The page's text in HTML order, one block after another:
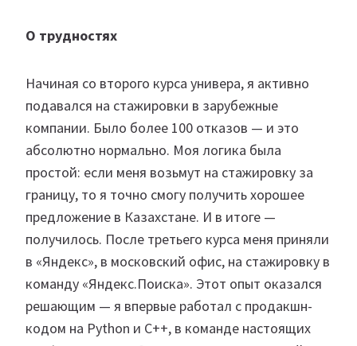
О трудностях
Начиная со второго курса универа, я активно
подавался на стажировки в зарубежные
компании. Было более 100 отказов — и это
абсолютно нормально. Моя логика была
простой: если меня возьмут на стажировку за
границу, то я точно смогу получить хорошее
предложение в Казахстане. И в итоге —
получилось. После третьего курса меня приняли
в «Яндекс», в московский офис, на стажировку в
команду «Яндекс.Поиска». Этот опыт оказался
решающим — я впервые работал с продакшн-
кодом на Python и C++, в команде настоящих